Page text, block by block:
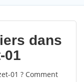
dans
01
01 ? Comment